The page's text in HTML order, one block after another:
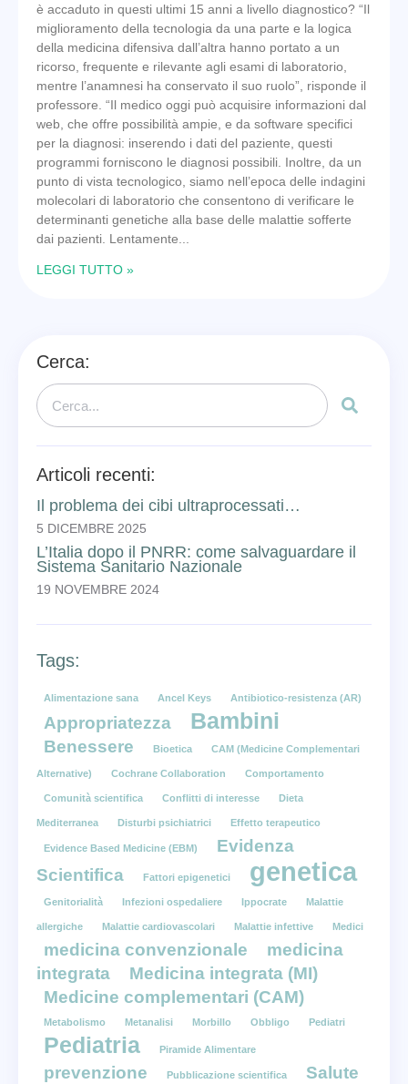
è accaduto in questi ultimi 15 anni a livello diagnostico? “Il
miglioramento della tecnologia da una parte e la logica
della medicina difensiva dall’altra hanno portato a un
ricorso, frequente e rilevante agli esami di laboratorio,
mentre l’anamnesi ha conservato il suo ruolo”, risponde il
professore. “Il medico oggi può acquisire informazioni dal
web, che offre possibilità ampie, e da software specifici
per la diagnosi: inserendo i dati del paziente, questi
programmi forniscono le diagnosi possibili. Inoltre, da un
punto di vista tecnologico, siamo nell’epoca delle indagini
molecolari di laboratorio che consentono di verificare le
determinanti genetiche alla base delle malattie sofferte
dai pazienti. Lentamente
LEGGI TUTTO »
Cerca:
Articoli recenti:
Il problema dei cibi ultraprocessati…
5 DICEMBRE 2025
L’Italia dopo il PNRR: come salvaguardare il
Sistema Sanitario Nazionale
19 NOVEMBRE 2024
Tags:
Alimentazione sana Ancel Keys Antibiotico-resistenza (AR)
Appropriatezza Bambini
Benessere Bioetica CAM (Medicine Complementari
Alternative) Cochrane Collaboration Comportamento
Comunità scientifica Conflitti di interesse Dieta
Mediterranea Disturbi psichiatrici Effetto terapeutico
Evidence Based Medicine (EBM)
Evidenza
Scientifica
Fattori epigenetici genetica
Genitorialità Infezioni ospedaliere Ippocrate Malattie
allergiche Malattie cardiovascolari Malattie infettive Medici
medicina convenzionale
medicina
integrata
Medicina integrata (MI)
Medicine complementari (CAM)
Metabolismo Metanalisi Morbillo Obbligo Pediatri
Pediatria Piramide Alimentare
prevenzione Pubblicazione scientifica Salute